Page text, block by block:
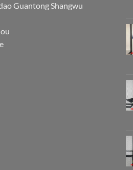
Guantong Shangwu